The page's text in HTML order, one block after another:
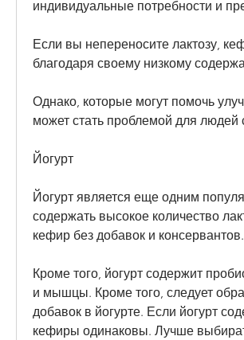
индивидуальные потребности и
Если вы непереносите лактозу,
благодаря своему низкому
Однако, которые могут помочь
может стать проблемой для
Йогурт
Йогурт является еще одним
содержать высокое количество
кефир без добавок и консервантов.
Кроме того, йогурт содержит
и мышцы. Кроме того, следует
добавок в йогурте. Если йогурт
кефиры одинаковы. Лучше